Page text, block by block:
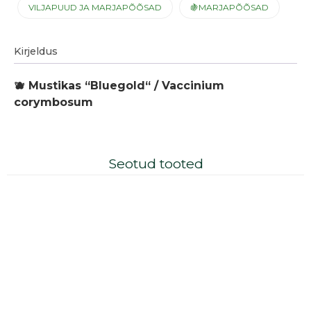
VILJAPUUD JA MARJAPÕÕSAD 🍇MARJAPÕÕSAD
Kirjeldus
🫐 Mustikas “Bluegold“ / Vaccinium
corymbosum
Seotud tooted